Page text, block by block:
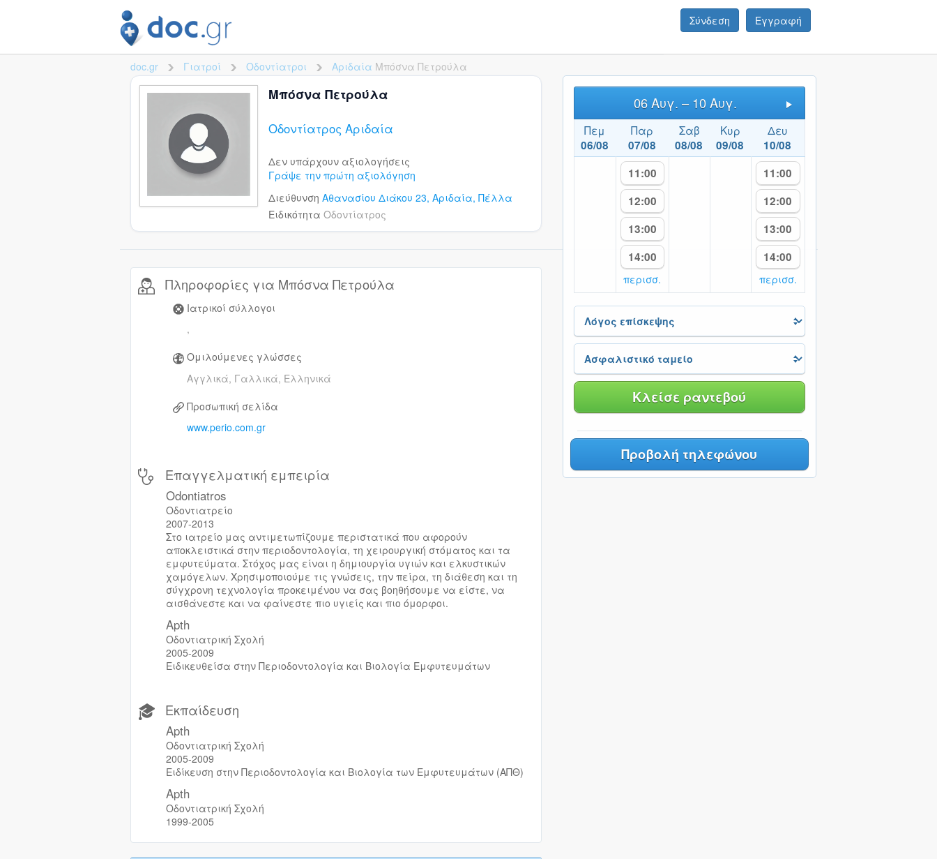
Σύνδεση Εγγραφή
doc.gr >Γιατροί >
Οδοντίατροι >
Αριδαία Μπόσνα Πετρούλα
Μπόσνα Πετρούλα
Οδοντίατρος Αριδαία
Δεν υπάρχουν αξιολογήσεις
Γράψε την πρώτη αξιολόγηση
Διεύθυνση Αθανασίου Διάκου 23, Αριδαία, Πέλλα
Ειδικότητα Οδοντίατρος
06 Αυγ. – 10 Αυγ.
Πεμ
06/08
Παρ
07/08
Σαβ
08/08
Κυρ
09/08
Δευ
10/08
11:00
12:00
13:00
14:00
περισσ.
11:00
12:00
13:00
14:00
περισσ.
Κλείσε ραντεβού
Προβολή τηλεφώνου
Πληροφορίες για Μπόσνα Πετρούλα
Ιατρικοί σύλλογοι
,
Ομιλούμενες γλώσσες
Αγγλικά, Γαλλικά, Ελληνικά
Προσωπική σελίδα
www.perio.com.gr
Επαγγελματική εμπειρία
Odontiatros
Οδοντιατρείο
2007-2013
Στο ιατρείο μας αντιμετωπίζουμε περιστατικά που αφορούν
αποκλειστικά στην περιοδοντολογία, τη χειρουργική στόματος και τα
εμφυτεύματα. Στόχος μας είναι η δημιουργία υγιών και ελκυστικών
χαμόγελων. Χρησιμοποιούμε τις γνώσεις, την πείρα, τη διάθεση και τη
σύγχρονη τεχνολογία προκειμένου να σας βοηθήσουμε να είστε, να
αισθάνεστε και να φαίνεστε πιο υγιείς και πιο όμορφοι.
Apth
Οδοντιατρική Σχολή
2005-2009
Ειδικευθείσα στην Περιοδοντολογία και Βιολογία Εμφυτευμάτων
Εκπαίδευση
Apth
Οδοντιατρική Σχολή
2005-2009
Ειδίκευση στην Περιοδοντολογία και Βιολογία των Εμφυτευμάτων (ΑΠΘ)
Apth
Οδοντιατρική Σχολή
1999-2005